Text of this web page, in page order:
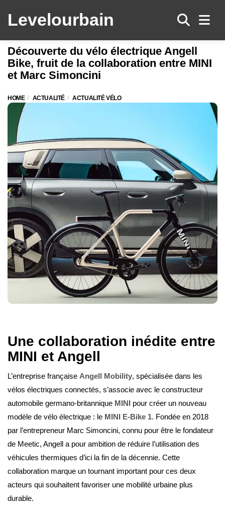
Levelourbain
Découverte du vélo électrique Angell
Bike, fruit de la collaboration entre MINI
et Marc Simoncini
HOME ACTUALITÉ ACTUALITÉ VÉLO
Une collaboration inédite entre
MINI et Angell
L’entreprise française Angell Mobility, spécialisée dans les
vélos électriques connectés, s’associe avec le constructeur
automobile germano-britannique MINI pour créer un nouveau
modèle de vélo électrique : le MINI E-Bike 1. Fondée en 2018
par l’entrepreneur Marc Simoncini, connu pour être le fondateur
de Meetic, Angell a pour ambition de réduire l’utilisation des
véhicules thermiques d’ici la fin de la décennie. Cette
collaboration marque un tournant important pour ces deux
acteurs qui souhaitent favoriser une mobilité urbaine plus
durable.